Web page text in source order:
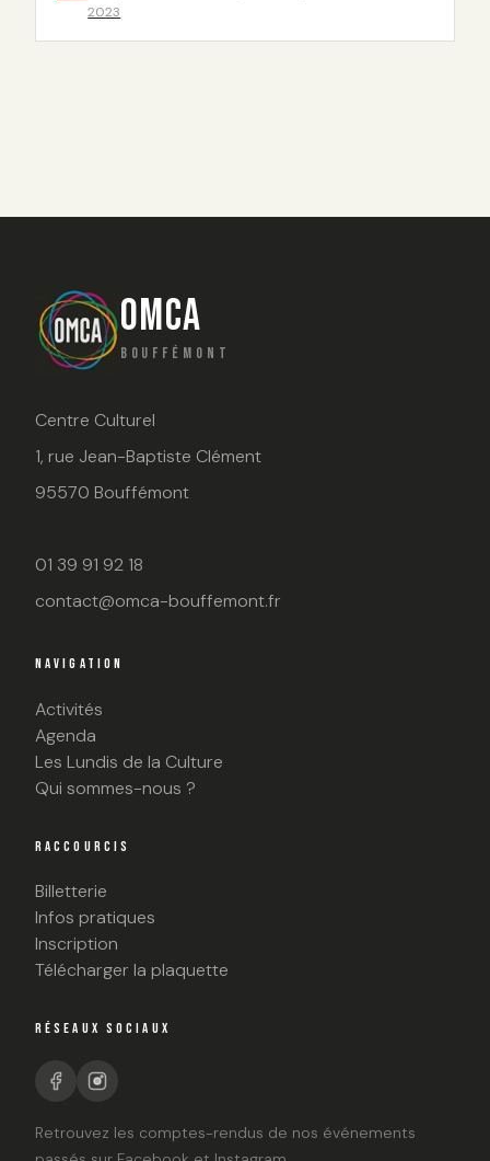
2023
OMCA
BOUFFÉMONT
Centre Culturel
1, rue Jean-Baptiste Clément
95570 Bouffémont
01 39 91 92 18
contact@omca-bouffemont.fr
NAVIGATION
Activités
Agenda
Les Lundis de la Culture
Qui sommes-nous ?
RACCOURCIS
Billetterie
Infos pratiques
Inscription
Télécharger la plaquette
RÉSEAUX SOCIAUX
Retrouvez les comptes-rendus de nos événements